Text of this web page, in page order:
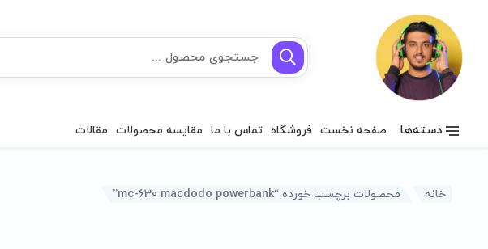
دسته‌ها صفحه نخست فروشگاه تماس با ما مقایسه محصولات مقالات
خانه محصولات برچسب خورده “mc-630 macdodo powerbank”